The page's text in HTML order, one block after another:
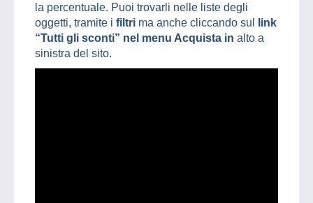
la percentuale. Puoi trovarli nelle liste degli
oggetti, tramite i filtri ma anche cliccando sul
link
“Tutti gli sconti” nel menu Acquista in alto a
sinistra del sito.